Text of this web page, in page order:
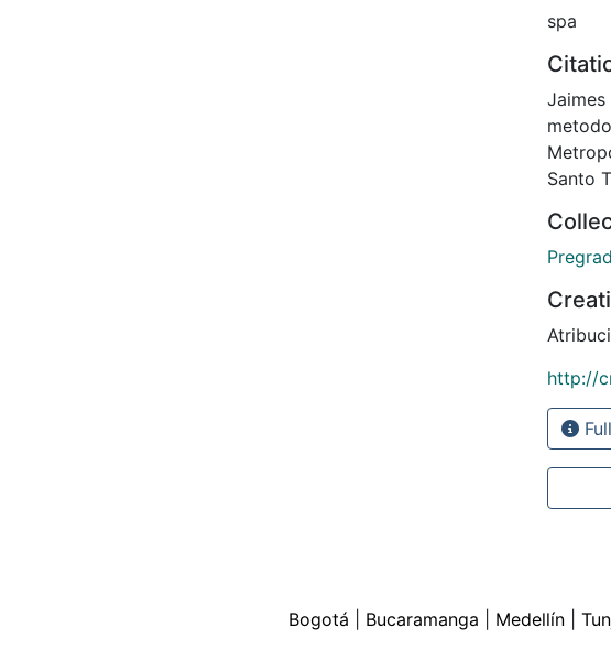
spa
Jaimes
Santo
http://
Bogotá
Bucaramanga Medellín|